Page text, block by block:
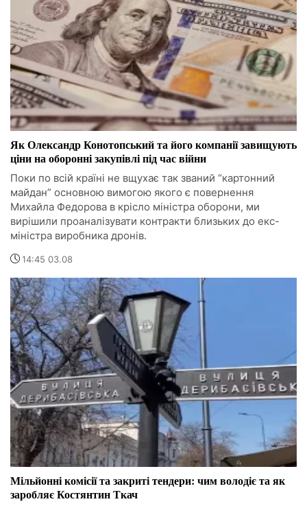
Як Олександр Конотопський та його компанії завищують
ціни на оборонні закупівлі під час війни
Поки по всій країні не вщухає так званий “картонний
майдан” основною вимогою якого є повернення
Михайла Федорова в крісло міністра оборони, ми
вирішили проаналізувати контракти близьких до екс-
міністра виробника дронів.
14:45 03.08
Мільйонні комісії та закриті тендери: чим володіє та як
заробляє Костянтин Ткач